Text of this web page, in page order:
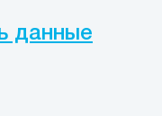
данные